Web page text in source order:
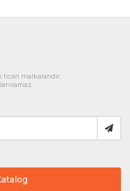
ticari markalarıdır..